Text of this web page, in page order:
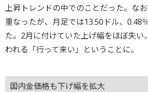
上昇トレンドの中でのことだった。な
重なったが、月足では13.50ドル、0.48
た。2月に付けていた上げ幅をほぼ失い
われる「行って来い」ということに。
国内金価格も下げ幅を拡大